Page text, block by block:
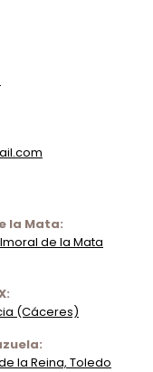
la Mata:
de la Mata
(Cáceres)
la Reina, Toledo